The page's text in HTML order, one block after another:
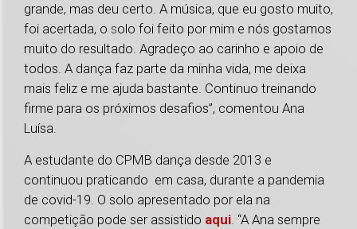
grande, mas deu certo. A música, que eu gosto muito,
foi acertada, o solo foi feito por mim e nós gostamos
muito do resultado. Agradeço ao carinho e apoio de
todos. A dança faz parte da minha vida, me deixa
mais feliz e me ajuda bastante. Continuo treinando
firme para os próximos desafios”, comentou Ana
Luísa.
A estudante do CPMB dança desde 2013 e
continuou praticando em casa, durante a pandemia
de covid-19. O solo apresentado por ela na
competição pode ser assistido aqui. “A Ana sempre